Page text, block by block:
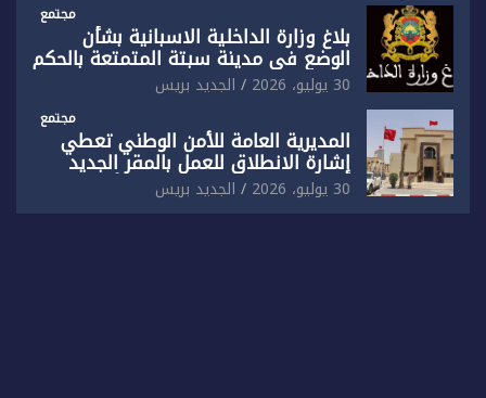
مجتمع
بلاغ وزارة الداخلية الاسبانية بشأن
الوضع في مدينة سبتة المتمتعة بالحكم
الذاتي
30 يوليو، 2026 الجديد بريس
مجتمع
المديرية العامة للأمن الوطني تعطي
إشارة الانطلاق للعمل بالمقر الجديد
للدائرة الثالثة للشرطة بولاية أمن العيون
30 يوليو، 2026 الجديد بريس